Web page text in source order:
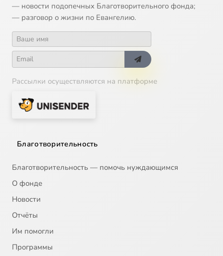
— новости подопечных Благотворительного фонда;
— разговор о жизни по Евангелию.
Рассылки осуществляются на платформе
Благотворительность
Благотворительность — помочь нуждающимся
О фонде
Новости
Отчёты
Им помогли
Программы